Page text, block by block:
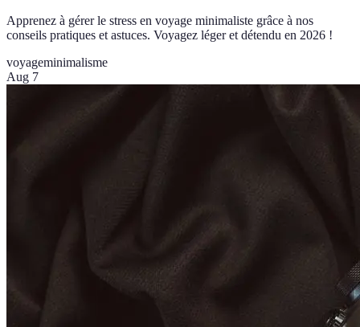
Apprenez à gérer le stress en voyage minimaliste grâce à nos
conseils pratiques et astuces. Voyagez léger et détendu en 2026 !
voyageminimalisme
Aug 7